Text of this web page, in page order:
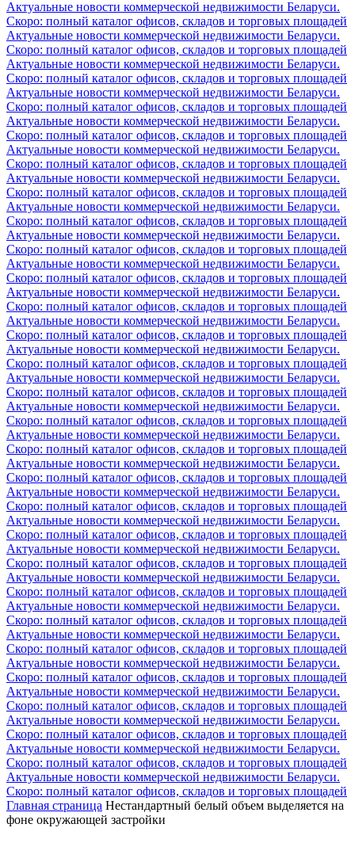
Актуальные новости коммерческой недвижимости Беларуси.
Скоро: полный каталог офисов, складов и торговых площадей
Актуальные новости коммерческой недвижимости Беларуси.
Скоро: полный каталог офисов, складов и торговых площадей
Актуальные новости коммерческой недвижимости Беларуси.
Скоро: полный каталог офисов, складов и торговых площадей
Актуальные новости коммерческой недвижимости Беларуси.
Скоро: полный каталог офисов, складов и торговых площадей
Актуальные новости коммерческой недвижимости Беларуси.
Скоро: полный каталог офисов, складов и торговых площадей
Актуальные новости коммерческой недвижимости Беларуси.
Скоро: полный каталог офисов, складов и торговых площадей
Актуальные новости коммерческой недвижимости Беларуси.
Скоро: полный каталог офисов, складов и торговых площадей
Актуальные новости коммерческой недвижимости Беларуси.
Скоро: полный каталог офисов, складов и торговых площадей
Актуальные новости коммерческой недвижимости Беларуси.
Скоро: полный каталог офисов, складов и торговых площадей
Актуальные новости коммерческой недвижимости Беларуси.
Скоро: полный каталог офисов, складов и торговых площадей
Актуальные новости коммерческой недвижимости Беларуси.
Скоро: полный каталог офисов, складов и торговых площадей
Актуальные новости коммерческой недвижимости Беларуси.
Скоро: полный каталог офисов, складов и торговых площадей
Актуальные новости коммерческой недвижимости Беларуси.
Скоро: полный каталог офисов, складов и торговых площадей
Актуальные новости коммерческой недвижимости Беларуси.
Скоро: полный каталог офисов, складов и торговых площадей
Актуальные новости коммерческой недвижимости Беларуси.
Скоро: полный каталог офисов, складов и торговых площадей
Актуальные новости коммерческой недвижимости Беларуси.
Скоро: полный каталог офисов, складов и торговых площадей
Актуальные новости коммерческой недвижимости Беларуси.
Скоро: полный каталог офисов, складов и торговых площадей
Актуальные новости коммерческой недвижимости Беларуси.
Скоро: полный каталог офисов, складов и торговых площадей
Актуальные новости коммерческой недвижимости Беларуси.
Скоро: полный каталог офисов, складов и торговых площадей
Актуальные новости коммерческой недвижимости Беларуси.
Скоро: полный каталог офисов, складов и торговых площадей
Актуальные новости коммерческой недвижимости Беларуси.
Скоро: полный каталог офисов, складов и торговых площадей
Актуальные новости коммерческой недвижимости Беларуси.
Скоро: полный каталог офисов, складов и торговых площадей
Актуальные новости коммерческой недвижимости Беларуси.
Скоро: полный каталог офисов, складов и торговых площадей
Актуальные новости коммерческой недвижимости Беларуси.
Скоро: полный каталог офисов, складов и торговых площадей
Актуальные новости коммерческой недвижимости Беларуси.
Скоро: полный каталог офисов, складов и торговых площадей
Актуальные новости коммерческой недвижимости Беларуси.
Скоро: полный каталог офисов, складов и торговых площадей
Актуальные новости коммерческой недвижимости Беларуси.
Скоро: полный каталог офисов, складов и торговых площадей
Актуальные новости коммерческой недвижимости Беларуси.
Скоро: полный каталог офисов, складов и торговых площадей
Главная страница Нестандартный белый объем выделяется на
фоне окружающей застройки